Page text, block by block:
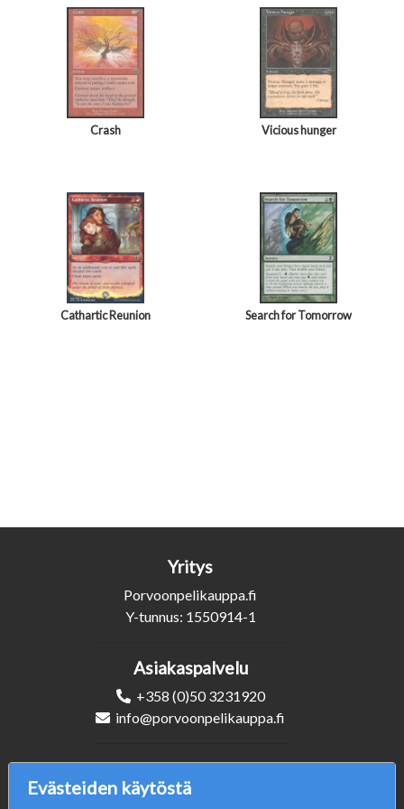
Crash Vicious hunger
Cathartic Reunion Search for Tomorrow
Yritys
Porvoonpelikauppa.fi
Y-tunnus: 1550914-1
Asiakaspalvelu
+358 (0)50 3231920
info@porvoonpelikauppa.fi
Seuraa Meitä
Evästeiden käytöstä